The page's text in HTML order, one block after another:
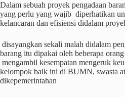
Dalam sebuah proyek pengadaan
yang perlu yang wajib diperhatikan
kelancaran dan efisiensi didalam
disayangkan sekali malah didalam
barang itu dipakai oleh beberapa
mengambil kesempatan mengeruk
kelompok baik ini di BUMN, swasta
dikepemerintahan